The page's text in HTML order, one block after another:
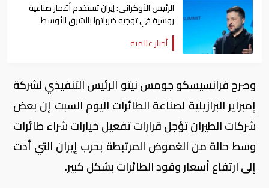
الرئيس الأوكراني: إيران تستخدم أقمار صناعية
روسية في توجيه ضرباتها بالشرق الأوسط
أخبار عالمية
وصرح فرانسيسكو جومس نيتو ​الرئيس التنفيذي لشركة
إمبراير ‌البرازيلية لصناعة الطائرات اليوم السبت إن بعض
شركات الطيران تؤجل ​قرارات تفعيل خيارات شراء ​طائرات
وسط حالة من الغموض ⁠المرتبطة بحرب إيران التي ​أدت
إلى ارتفاع أسعار وقود ​الطائرات بشكل كبير.